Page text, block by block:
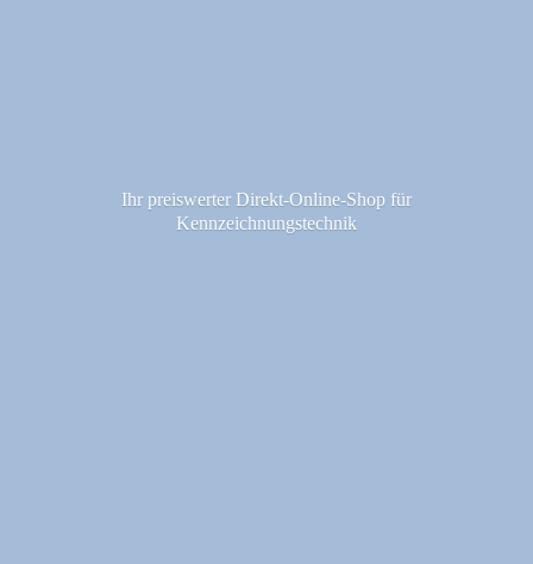
Ihr preiswerter Direkt-Online-Shop für
Kennzeichnungstechnik